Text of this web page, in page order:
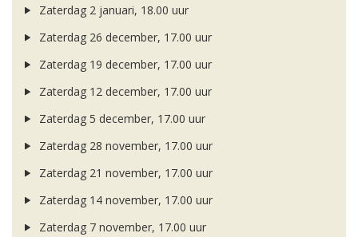
Zaterdag 2 januari, 18.00 uur
Zaterdag 26 december, 17.00 uur
Zaterdag 19 december, 17.00 uur
Zaterdag 12 december, 17.00 uur
Zaterdag 5 december, 17.00 uur
Zaterdag 28 november, 17.00 uur
Zaterdag 21 november, 17.00 uur
Zaterdag 14 november, 17.00 uur
Zaterdag 7 november, 17.00 uur